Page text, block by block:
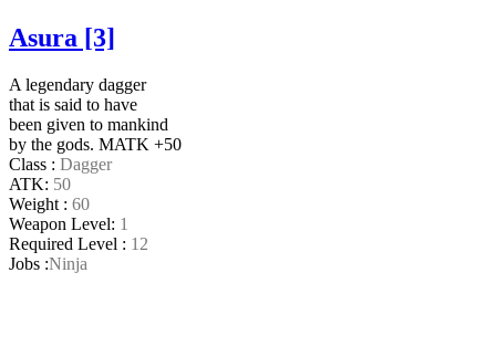
Asura [3]
A legendary dagger
that is said to have
been given to mankind
by the gods. MATK +50
Class : Dagger
ATK: 50
Weight : 60
Weapon Level: 1
Required Level : 12
Jobs :Ninja